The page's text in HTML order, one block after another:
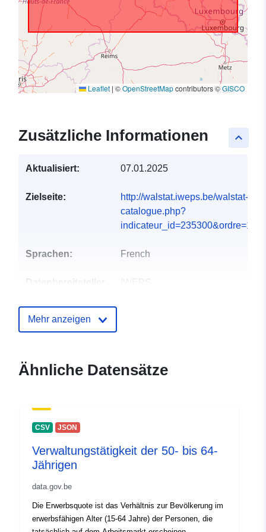
Leaflet | ©OpenStreetMapcontributors ©GISCO
keyboard_arrow_up
Zusätzliche Informationen
Aktualisiert: 07.01.2025
Zielseite:
http://walstat.iweps.be/walstat-
catalogue.php?
indicateur_id=235300&ordre=1#
Sprachen: French
Datenbereitsteller
IWEPS
Kontaktmöglichk
Valérie Vander Stricht
Verzeichnis der
Kataloge:
26 April 2023
Gebiet: Koordinaten: [ [ 2.54, 50.85 ],
[ 6.41, 50.85 ], [ 6.41, 49.49 ],
Mehr anzeigen
Ähnliche Datensätze
CSV JSON
Verwaltungstätigkeit der 50- bis 64-
Jährigen
data.gov.be
Die Erwerbsquote ist das Verhältnis zur Bevölkerung im
erwerbsfähigen Alter (15-64 Jahre) der Personen, die